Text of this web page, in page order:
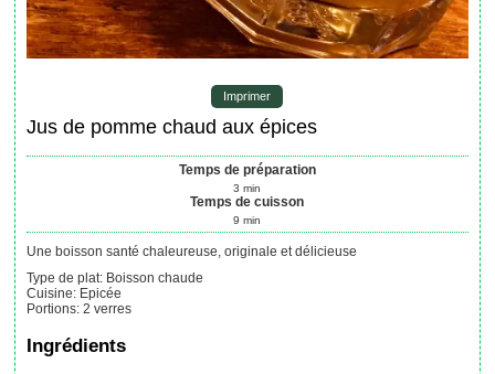
Imprimer
Jus de pomme chaud aux épices
Temps de préparation
3 min
Temps de cuisson
9 min
Une boisson santé chaleureuse, originale et délicieuse
Type de plat: Boisson chaude
Cuisine: Epicée
Portions:2 verres
Ingrédients